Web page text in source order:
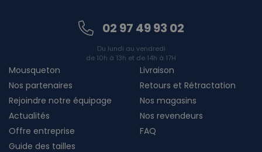
02 97 49 93 02
Du lundi au vendredi
de 10h à 13h et de 14h à 17H
Mousqueton
Nos partenaires
Rejoindre notre équipage
Actualités
Offre entreprise
Livraison
Retours et Rétractation
Nos magasins
Nos revendeurs
FAQ
Guide des tailles